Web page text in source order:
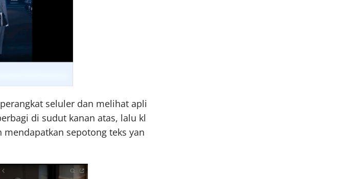
seluler dan melihat apli
di sudut kanan atas, lalu kl
sepotong teks yan